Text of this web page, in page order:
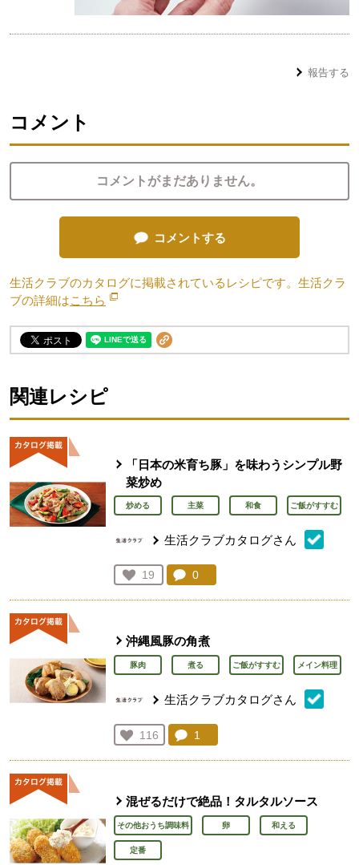
報告する
コメント
コメントがまだありません。
コメントする
生活クラブのカタログに掲載されているレシピです。生活クラ
ブの詳細はこちら 別のウィンドウで開きます。
関連レシピ
「日本の米育ち豚」を味わうシンプル野
菜炒め
炒める 主菜 和食 ご飯がすすむ
生活クラブカタログさん
お気に入り登録：
19
人が登録
コメント：
0
沖縄風豚の角煮
豚肉 煮る ご飯がすすむ メイン料理
生活クラブカタログさん
お気に入り登録：
116
人が登録
コメント：
1
混ぜるだけで絶品！タルタルソース
その他おうち調味料 卵 和える
定番